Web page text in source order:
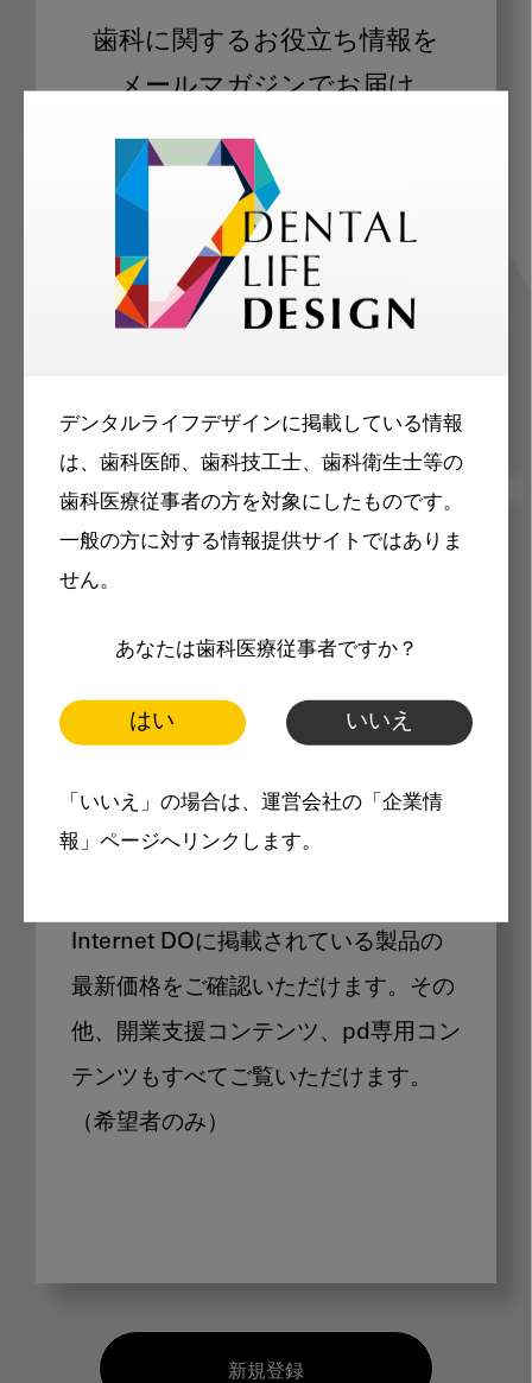
デンタルライフデザインに掲載している情報
は、歯科医師、歯科技工士、歯科衛生士等の
歯科医療従事者の方を対象にしたものです。
一般の方に対する情報提供サイトではありま
せん。
あなたは歯科医療従事者ですか？
はい いいえ
「いいえ」の場合は、運営会社の「企業情
報」ページへリンクします。
歯科に関するお役立ち情報を
メールマガジンでお届け
ご登録いただいた職種（歯科医師、歯
科衛生士、歯科技工士）に合わせた内
容のメールマガジンをお届けします。
メリット
製品価格も閲覧可能
Internet DOに掲載されている製品の
最新価格をご確認いただけます。その
他、開業支援コンテンツ、pd専用コン
テンツもすべてご覧いただけます。
（希望者のみ）
新規登録